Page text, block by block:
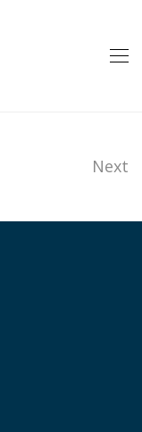
Next